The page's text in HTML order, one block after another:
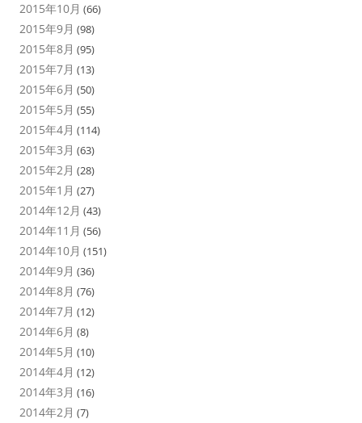
2015年10月 (66)
2015年9月 (98)
2015年8月 (95)
2015年7月 (13)
2015年6月 (50)
2015年5月 (55)
2015年4月 (114)
2015年3月 (63)
2015年2月 (28)
2015年1月 (27)
2014年12月 (43)
2014年11月 (56)
2014年10月 (151)
2014年9月 (36)
2014年8月 (76)
2014年7月 (12)
2014年6月 (8)
2014年5月 (10)
2014年4月 (12)
2014年3月 (16)
2014年2月 (7)